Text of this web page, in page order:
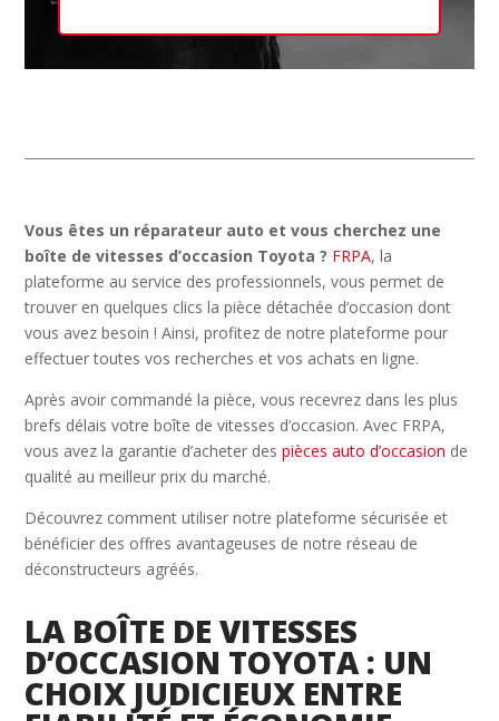
Vous êtes un réparateur auto et vous cherchez une
boîte de vitesses d’occasion Toyota ? FRPA, la
plateforme au service des professionnels, vous permet de
trouver en quelques clics la pièce détachée d’occasion dont
vous avez besoin ! Ainsi, profitez de notre plateforme pour
effectuer toutes vos recherches et vos achats en ligne.
Après avoir commandé la pièce, vous recevrez dans les plus
brefs délais votre boîte de vitesses d’occasion. Avec FRPA,
vous avez la garantie d’acheter despièces auto d’occasion de
qualité au meilleur prix du marché.
Découvrez comment utiliser notre plateforme sécurisée et
bénéficier des offres avantageuses de notre réseau de
déconstructeurs agréés.
LA BOÎTE DE VITESSES
D’OCCASION TOYOTA : UN
CHOIX JUDICIEUX ENTRE